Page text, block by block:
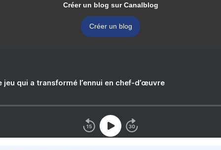
Créer un blog sur Canalblog
Créer un blog
jeu qui a transformé l’ennui en chef-d’œuvre